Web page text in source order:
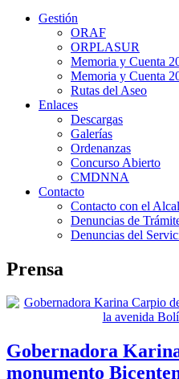
Gestión
ORAF
ORPLASUR
Memoria y Cuenta
Memoria y Cuenta
Rutas del Aseo
Enlaces
Descargas
Galerías
Ordenanzas
Concurso Abierto
CMDNNA
Contacto
Contacto con el
Denuncias de
Denuncias del
Prensa
Gobernadora
monumento